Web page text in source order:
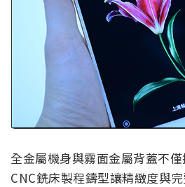
全金屬機身與霧面金屬背蓋不僅
CNC銑床製程鑄型讓精緻度與